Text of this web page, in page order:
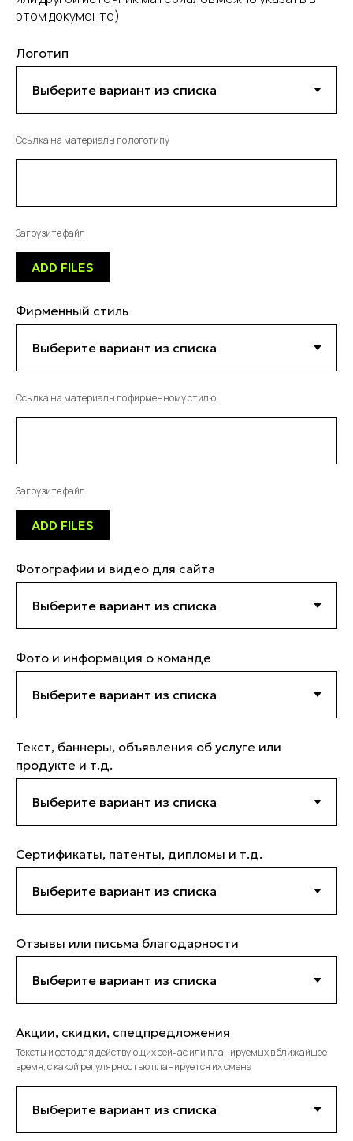
этом документе)
Логотип
Ссылка на материалы по логотипу
Загрузите файл
ADD FILES
Фирменный стиль
Ссылка на материалы по фирменному стилю
Загрузите файл
ADD FILES
Фотографии и видео для сайта
Фото и информация о команде
Текст, баннеры, объявления об услуге или
продукте и т.д.
Сертификаты, патенты, дипломы и т.д.
Отзывы или письма благодарности
Акции, скидки, спецпредложения
Тексты и фото для действующих сейчас или планируемых в ближайшее
время, с какой регулярностью планируется их смена